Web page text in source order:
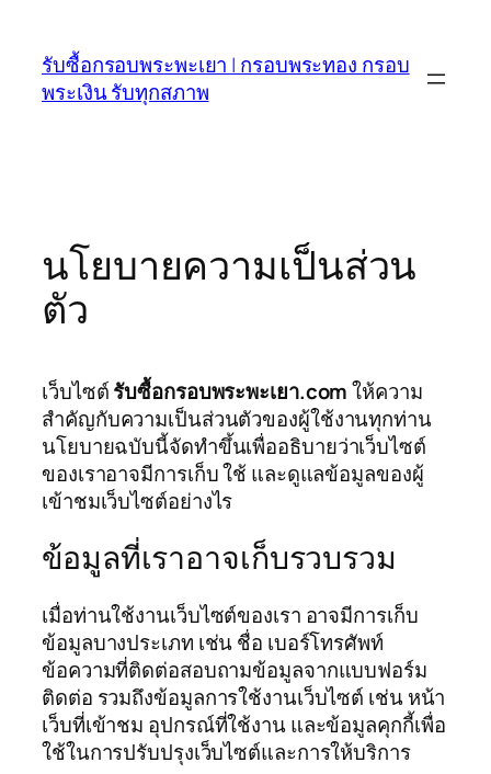
content
รับซื้อกรอบพระพะเยา | กรอบพระทอง กรอบ
พระเงิน รับทุกสภาพ
นโยบายความเป็นส่วน
ตัว
เว็บไซต์รับซื้อกรอบพระพะเยา.comให้ความ
สำคัญกับความเป็นส่วนตัวของผู้ใช้งานทุกท่าน
นโยบายฉบับนี้จัดทำขึ้นเพื่ออธิบายว่าเว็บไซต์
ของเราอาจมีการเก็บ ใช้ และดูแลข้อมูลของผู้
เข้าชมเว็บไซต์อย่างไร
ข้อมูลที่เราอาจเก็บรวบรวม
เมื่อท่านใช้งานเว็บไซต์ของเรา อาจมีการเก็บ
ข้อมูลบางประเภท เช่น ชื่อ เบอร์โทรศัพท์
ข้อความที่ติดต่อสอบถามข้อมูลจากแบบฟอร์ม
ติดต่อ รวมถึงข้อมูลการใช้งานเว็บไซต์ เช่น หน้า
เว็บที่เข้าชม อุปกรณ์ที่ใช้งาน และข้อมูลคุกกี้เพื่อ
ใช้ในการปรับปรุงเว็บไซต์และการให้บริการ